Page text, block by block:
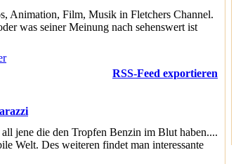
Animation, Film, Musik in Fletchers Channel.
was seiner Meinung nach sehenswert ist
RSS-Feed exportieren
jene die den Tropfen Benzin im Blut haben....
Welt. Des weiteren findet man interessante